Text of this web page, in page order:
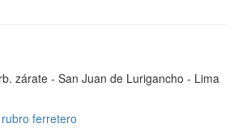
zárate - San Juan de Lurigancho - Lima
ferretero